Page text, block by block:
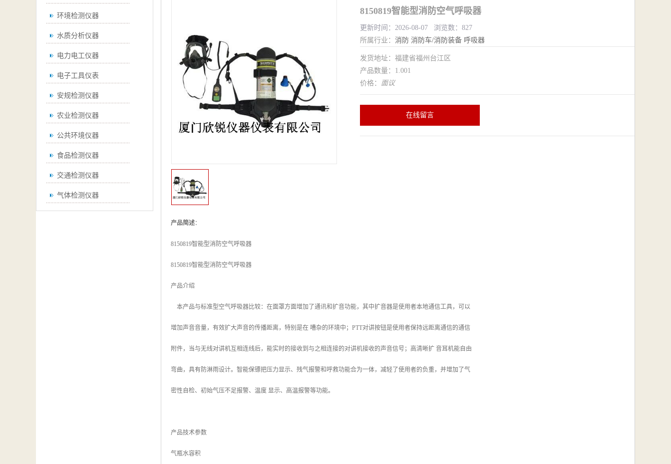
环境检测仪器
水质分析仪器
电力电工仪器
电子工具仪表
安规检测仪器
农业检测仪器
公共环境仪器
食品检测仪器
交通检测仪器
气体检测仪器
8150819智能型消防空气呼吸器
更新时间：2026-08-07 浏览数：827
所属行业： 消防 消防车/消防装备 呼吸器
发货地址：福建省福州台江区
产品数量：1.001
价格： 面议
在线留言
产品简述：
8150819智能型消防空气呼吸器
8150819智能型消防空气呼吸器
产品介绍
本产品与标准型空气呼吸器比较：在面罩方面增加了通讯和扩音功能，其中扩音器是使用者本地通信工具，可以
增加声音音量，有效扩大声音的传播距离，特别是在 嘈杂的环境中；PTT对讲按钮是使用者保持远距离通信的通信
附件，当与无线对讲机互相连线后，能实时的接收到与之相连接的对讲机接收的声音信号；高清晰扩 音耳机能自由
弯曲，具有防淋雨设计。智能保镖把压力显示、残气报警和呼救功能合为一体，减轻了使用者的负重，并增加了气
密性自检、初始气压不足报警、温度 显示、高温报警等功能。
产品技术参数
气瓶水容积